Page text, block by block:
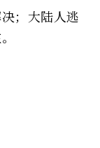
；大陆人逃